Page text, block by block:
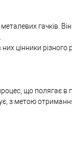
гачків.
цінники
що полягає
з метою